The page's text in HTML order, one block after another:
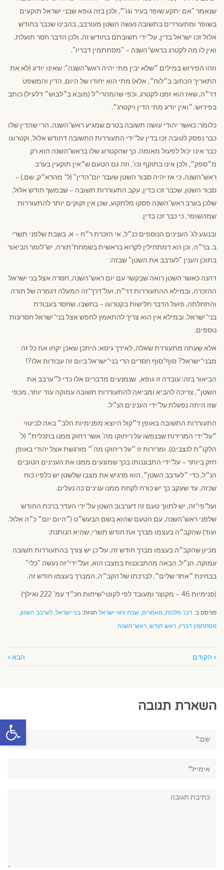
פתח
שנאמר "אם יתקע שופר בעיר וגו'״, ולכן בזה גופא שבני ישראל תוקעים
בשופר ומתעוררים בתשובה נעשה השטן מעורבב, בהבינו שכבר בחודש
אלול זכו ישראל בדין, על־ידי תשובתם בחודש זה, ולכן הדבר חסר תועלת,
ואין לו מה לקטרג בראש־השנה – "מסתתמין דבריו".
וזהו הפירוש במילים ״שלא יבין מתי יהיה ראש־השנה": שאינו יודע (לא את
התאריך הכתוב ב״לוח״, אלא) מתי הוא יחודו של היום, הדין והמשפט
דר״ה, שאז הוא זמנו לקטרג, וכפי שהמהרי״ל (מובא ב״לבוש״ דלעיל) כותב
בפירוש: ״ואין יודע מתי הדין ויקטרג״.
כלומר: כאשר יהודי עושה תשובה בטרם שמגיע ראש־השנה, הרי שהדין שלו
כבר נפסק לטובה זכו בדין על־ידי התעוררות התשובה דחודש אלול, וקטרוגו
כבר אינו יכול לפעול מאומה. כך שהקטרוג שלו בראש־השנה הוא רק
מ״ספק״, ולכן אינו בתוקף וכו', וזה גם הטעם ש״אין תוקעין בערב
ראש־השנה, כי אז יהיה סבור השטן שעבר יום־הדין" (ל׳ מהרא״ק, שם.) –
סבור השטן, שכבר זכו בדין, עקב התעוררות תשובה – שבמשך חודש אלול,
שלכן בערב ראש־השנה פסקו מלתקוע, שכן אין זקוקים יותר להתעוררות
שמהשופר, כי כבר זכו בדין.
ובנוגע לג' הענינים הנוספים כנ״ל, אי הזכרת ר״ח – א. בשבת שלפני תשרי
ב. בר״ה, וכן הא דמתחילין לקרוא בראשית בשמחת־תורה, יש־לומר הביאור
בתוכן הענין "לערבב את השטן" שבזה:
דהנה כאשר השטן רואה שבקשר עם יום ראש־השנה, חסרה אצל בני ישראל
ההזכרה, ובמילא ההתעוררות דר״ח, ועל־דרך־זה המעלה דגמרה של תורה
והתחלתה, פועל הדבר חלישות בקטרוגו – בחשבו, שחסר בעבודת
בני־ישראל, ובמילא אין הוא צריך להתאמץ לחפש אצל בני־ישראל חסרונות
נוספים.
אלא שעתה מתעוררת שאלה, לאידך גיסא: היתכן שאכן יקחו את כל זה
מבני־ישראל? סוף־סוף חסרים הרי בני־ישראל ביום זה עבודות אלו?!
הביאור בזה: עובדה זו גופא, שנמנעים מדברים אלו כדי ל״ערבב את
השטן״, צריכה להביא ומביאה להתעוררות תשובה עמוקה עוד יותר, מכפי
שזו היתה נפעלת על־ידי הענינים הנ״ל.
התעוררות התשובה באופן ד״קול היוצא מפנימיות הלב״ באה לביטוי
״על־ידי המרירות שבנפשו על ריחוקו מה' אשר רחוק ממנו בתכלית״ (ל'
הלקו״ת לנצבים). ומרירות זו ״על ריחוקו מה'״ מורגשת אצל יהודי באופן
חזק ביותר – על־ידי התבוננותו בכך שמונעים ממנו את הענינים הטובים
הנ״ל, כדי ״לערבב השטן״, הוא מרגיש את מצבו שלשטן יש כלפיו כוח
שכזה, עד שעקב כך יש כורח לקחת ממנו ענינים כה נעלים.
ועל־פי־זה, יש לתווך טעם זה דערבוב השטן על־ידי העדר ברכת החודש
שלפני ראש־השנה, עם הטעם שהוא בשם הבעש״ט (״היום יום״ כ״ה אלול.
ועוד) שהקב״ה בעצמו מברך את חודש תשרי, שהיא הנותנת:
מכיון שהקב״ה בעצמו מברך חודש זה, על־כן יש צורך בהתעוררות תשובה
עמוקה, הנ״ל, הבאה מהתבוננות במצבו הוא, ועל־ידי־זה נעשה "כלי"
בבחינת ״אתר שלים״, לברכתו של הקב״ה, המברך בעצמו חודש זה.
(פנימיות 46 – מקוצר ומעובד לפי לקוטי־שיחות חכ״ד עמ' 222 ואילך)
פורסם ב: דבר מלכות, מאמרים, שבת וחגי ישראל תגיות: בני ישראל, לערבב השטן,
מסתתמין דבריו, ראש חודש, ראש־השנה
« הקודם הבא »
השארת תגובה